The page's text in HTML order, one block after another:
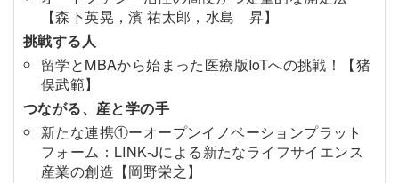
【森下英晃，濱 祐太郎，水島 昇】
挑戦する人
留学とMBAから始まった医療版IoTへの挑戦！【猪
俣武範】
つながる、産と学の手
新たな連携①ーオープンイノベーションプラット
フォーム：LINK-Jによる新たなライフサイエンス
産業の創造【岡野栄之】